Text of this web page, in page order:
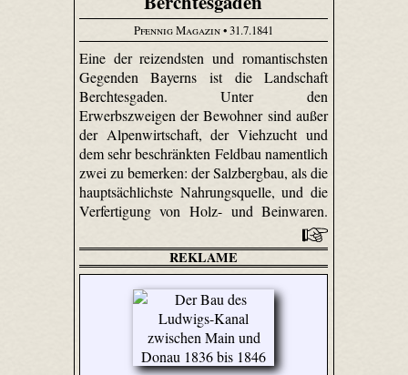
Pfennig Magazin• 31.7.1841
Eine der reizendsten und romantischsten
Gegenden Bayerns ist die Landschaft
Berchtesgaden. Unter den
Erwerbszweigen der Bewohner sind außer
der Alpenwirtschaft, der Viehzucht und
dem sehr beschränkten Feldbau namentlich
zwei zu bemerken: der Salzbergbau, als die
hauptsächlichste Nahrungsquelle, und die
Verfertigung von Holz- und Beinwaren.
REKLAME